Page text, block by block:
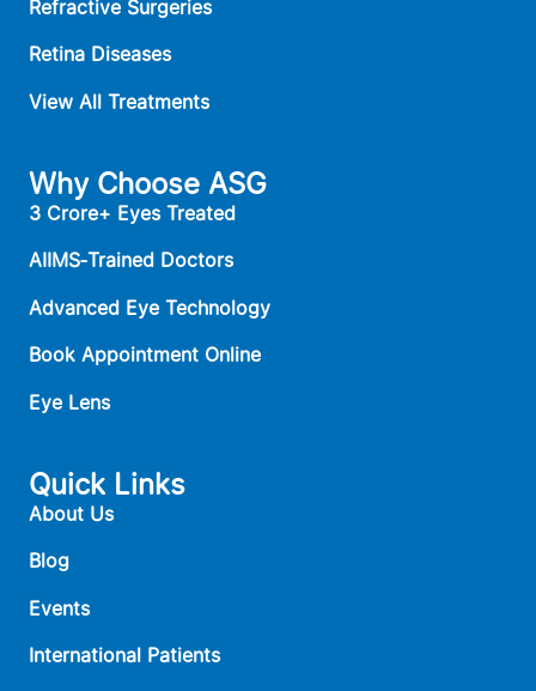
Refractive Surgeries
Retina Diseases
View All Treatments
Why Choose ASG
3 Crore+ Eyes Treated
AIIMS‑Trained Doctors
Advanced Eye Technology
Book Appointment Online
Eye Lens
Quick Links
About Us
Blog
Events
International Patients